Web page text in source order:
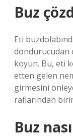
Buz
Eti
dondurucudan
koyun. Bu, eti
etten gelen
girmesini
raflarından
Buz